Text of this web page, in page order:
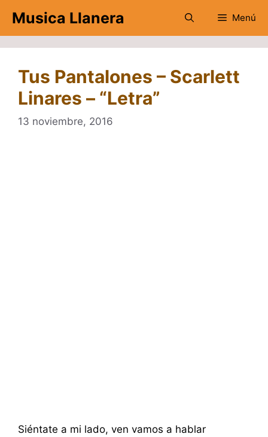
contenido
Musica Llanera Menú
Tus Pantalones – Scarlett
Linares – “Letra”
13 noviembre, 2016
Siéntate a mi lado, ven vamos a hablar